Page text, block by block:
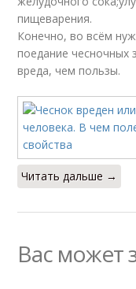
пищеварения.
Конечно, во всём
поедание чесночных
вреда, чем пользы.
Читать дальше →
Вас может